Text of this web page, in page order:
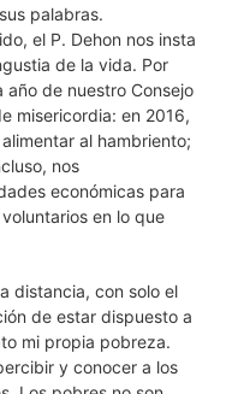
palabras.
el P. Dehon nos insta
de la vida. Por
de nuestro Consejo
misericordia: en 2016,
al hambriento;
nos
económicas para
en lo que
distancia, con solo el
de estar dispuesto a
mi propia pobreza.
y conocer a los